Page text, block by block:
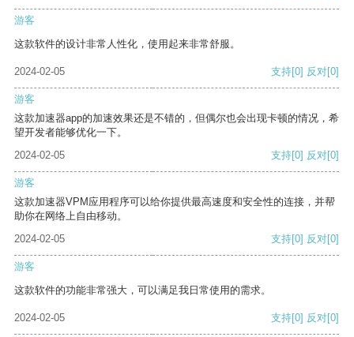
游客
这款软件的设计非常人性化，使用起来非常舒服。
2024-02-05 支持[0] 反对[0]
游客
这款加速器app的加速效果还是不错的，但偶尔也会出现卡顿的情况，希
望开发者能够优化一下。
2024-02-05
支持[0] 反对[0]
游客
这款加速器VPM应用程序可以给你提供最高速度和安全性的连接，并帮
助你在网络上自由移动。
2024-02-05
支持[0] 反对[0]
游客
这款软件的功能非常强大，可以满足我日常使用的需求。
2024-02-05 支持[0] 反对[0]